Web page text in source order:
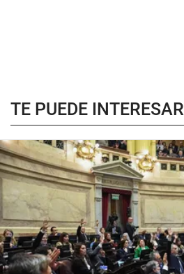
TE PUEDE INTERESAR